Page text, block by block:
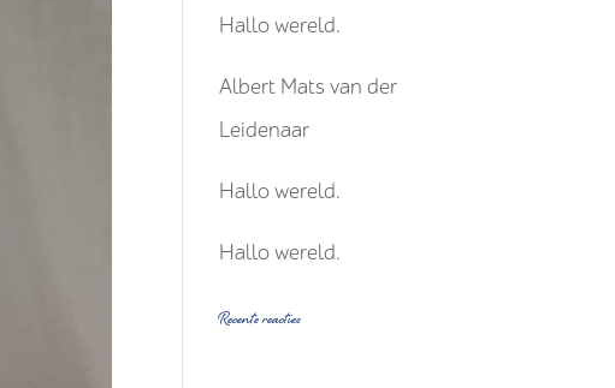
Hallo wereld.
Albert Mats van der
Leidenaar
Hallo wereld.
Hallo wereld.
Recente reacties